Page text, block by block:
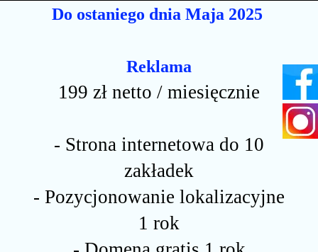
Do ostaniego dnia Maja 2025
Reklama
199 zł netto / miesięcznie
- Strona internetowa do 10
zakładek
- Pozycjonowanie lokalizacyjne
1 rok